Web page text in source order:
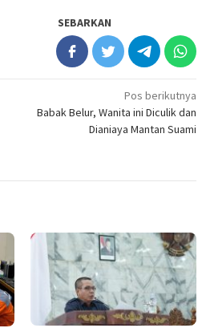
SEBARKAN
Pos berikutnya
Babak Belur, Wanita ini Diculik dan
Dianiaya Mantan Suami